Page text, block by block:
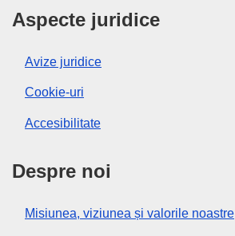
Aspecte juridice
Avize juridice
Cookie-uri
Accesibilitate
Despre noi
Misiunea, viziunea și valorile noastre